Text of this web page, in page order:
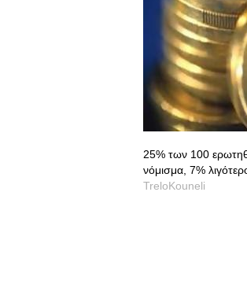
25% των 100
νόμισμα, 7%
TreloKouneli